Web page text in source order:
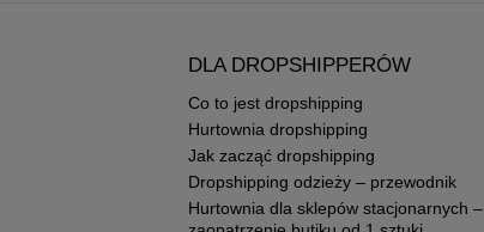
DLA DROPSHIPPERÓW
Co to jest dropshipping
Hurtownia dropshipping
Jak zacząć dropshipping
Dropshipping odzieży – przewodnik
Hurtownia dla sklepów stacjonarnych –